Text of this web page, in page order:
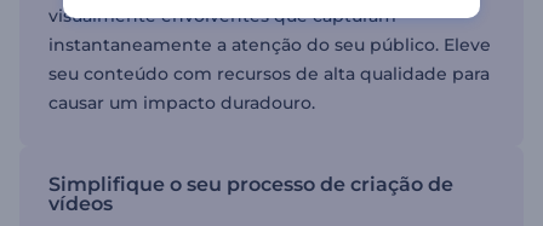
visualmente envolventes que capturam
instantaneamente a atenção do seu público. Eleve
seu conteúdo com recursos de alta qualidade para
causar um impacto duradouro.
Simplifique o seu processo de criação de
vídeos